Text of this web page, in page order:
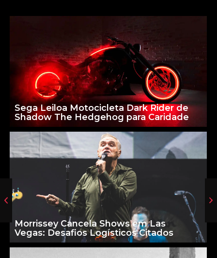
Sega Leiloa Motocicleta Dark Rider de
Shadow The Hedgehog para Caridade
Morrissey Cancela Shows em Las
Vegas: Desafios Logísticos Citados